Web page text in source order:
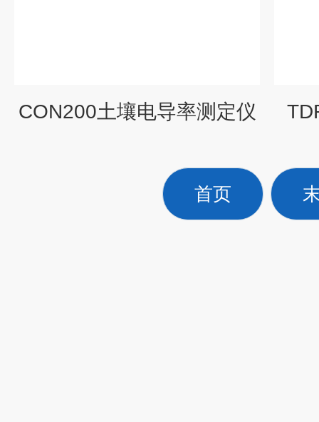
CON200土壤电导率测定仪
首页